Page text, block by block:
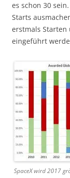
es schon 30
Starts
erstmals
eingeführt
SpaceX wird 2017